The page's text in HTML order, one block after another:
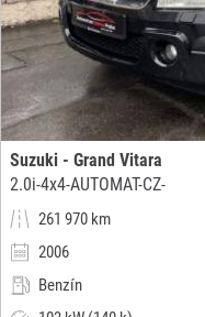
Suzuki - Grand Vitara
2.0i-4x4-AUTOMAT-CZ-
261 970 km
2006
Benzín